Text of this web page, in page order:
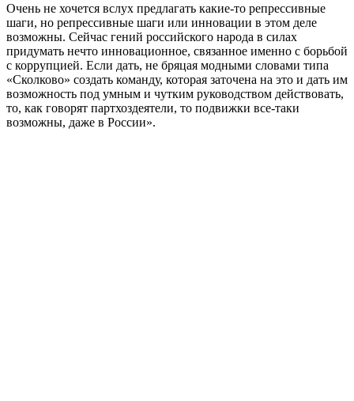
Очень не хочется вслух предлагать какие-то репрессивные
шаги, но репрессивные шаги или инновации в этом деле
возможны. Сейчас гений российского народа в силах
придумать нечто инновационное, связанное именно с борьбой
с коррупцией. Если дать, не бряцая модными словами типа
«Сколково» создать команду, которая заточена на это и дать им
возможность под умным и чутким руководством действовать,
то, как говорят партхоздеятели, то подвижки все-таки
возможны, даже в России».